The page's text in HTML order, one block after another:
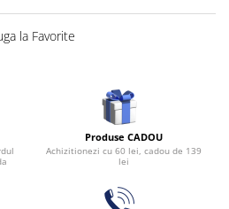
la Favorite
Produse CADOU
Achizitionezi cu 60 lei, cadou de 139
lei